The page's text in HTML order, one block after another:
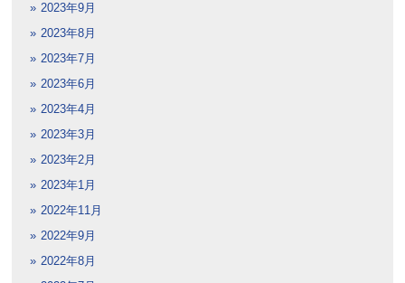
2023年9月
2023年8月
2023年7月
2023年6月
2023年4月
2023年3月
2023年2月
2023年1月
2022年11月
2022年9月
2022年8月